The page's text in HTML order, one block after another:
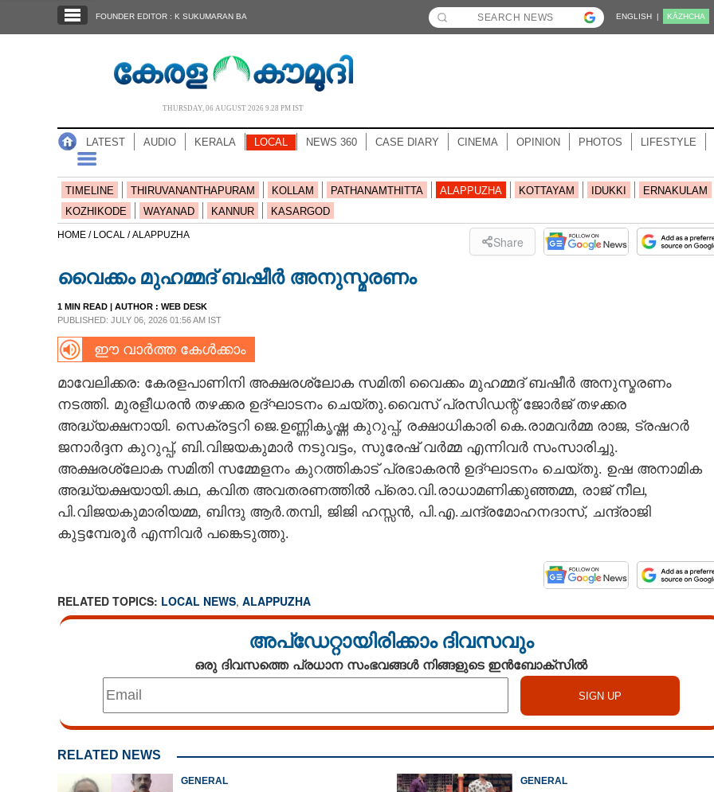
NOTIFIED NEWS
NEWS 360
CASE DIARY
LIFESTYLE
LITERATURE
FOUNDER EDITOR : K SUKUMARAN BA ENGLISH | KĀZHCHA
THURSDAY, 06 AUGUST 2026 9.28 PM IST
LATEST AUDIO KERALA LOCAL NEWS 360 CASE DIARY CINEMA OPINION PHOTOS LIFESTYLE
TIMELINE THIRUVANANTHAPURAM KOLLAM PATHANAMTHITTA ALAPPUZHA KOTTAYAM IDUKKI
ERNAKULAM
KOZHIKODE
WAYANAD KANNUR KASARGOD
HOME / LOCAL /ALAPPUZHA Share
വൈക്കം മുഹമ്മദ് ബഷീർ അനുസ്മരണം
1 MIN READ | AUTHOR : WEB DESK
PUBLISHED: JULY 06, 2026 01:56 AM IST
ഈ വാർത്ത കേൾക്കാം
മാവേലിക്കര: കേരളപാണിനി അക്ഷരശ്ലോക സമിതി വൈക്കം മുഹമ്മദ് ബഷീർ അനുസ്മരണം
നടത്തി. മുരളീധരൻ തഴക്കര ഉദ്ഘാടനം ചെയ്തു.വൈസ് പ്രസിഡന്റ് ജോർജ് തഴക്കര
അദ്ധ്യക്ഷനായി. സെക്രട്ടറി ജെ.ഉണ്ണികൃഷ്ണ കുറുപ്പ്, രക്ഷാധികാരി കെ.രാമവർമ്മ രാജ, ട്രഷറർ
ജനാർദ്ദന കുറുപ്പ്, ബി.വിജയകുമാർ നടുവട്ടം, സുരേഷ് വർമ്മ എന്നിവർ സംസാരിച്ചു.
അക്ഷരശ്ലോക സമിതി സമ്മേളനം കുറത്തികാട് പ്രഭാകരൻ ഉദ്ഘാടനം ചെയ്തു. ഉഷ അനാമിക
അദ്ധ്യക്ഷയായി.കഥ, കവിത അവതരണത്തിൽ പ്രൊ.വി.രാധാമണിക്കുഞ്ഞമ്മ, രാജ് നീല,
പി.വിജയകുമാരിയമ്മ, ബിന്ദു ആർ.തമ്പി, ജിജി ഹസ്സൻ, പി.എ.ചന്ദ്രമോഹനദാസ്, ചന്ദ്രാജി
കുട്ടമ്പേരൂർ എന്നിവർ പങ്കെടുത്തു.
RELATED TOPICS: LOCAL NEWS, ALAPPUZHA
അപ്ഡേറ്റായിരിക്കാം ദിവസവും
ഒരു ദിവസത്തെ പ്രധാന സംഭവങ്ങൾ നിങ്ങളുടെ ഇൻബോക്സിൽ
RELATED NEWS
GENERAL GENERAL